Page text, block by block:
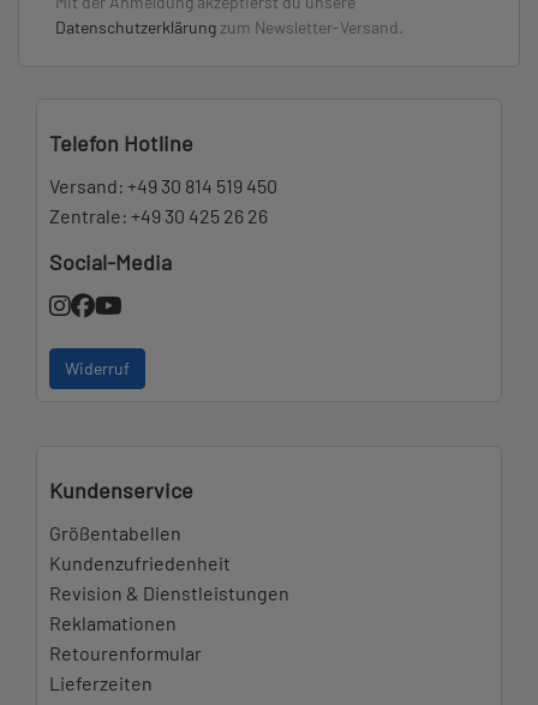
Datenschutzerklärung zum Newsletter-Versand.
Telefon Hotline
Versand: +49 30 814 519 450
Zentrale: +49 30 425 26 26
Social-Media
Widerruf
Kundenservice
Größentabellen
Kundenzufriedenheit
Revision & Dienstleistungen
Reklamationen
Retourenformular
Lieferzeiten